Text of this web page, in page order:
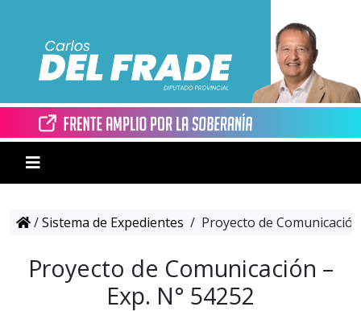
/Sistema de Expedientes / Proyecto de
Proyecto de Comunicación –
Exp. N° 54252